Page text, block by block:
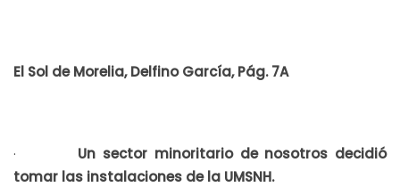
El Sol de Morelia, Delfino García, Pág. 7A
·
Un sector minoritario de nosotros decidió
tomar las instalaciones de la UMSNH.